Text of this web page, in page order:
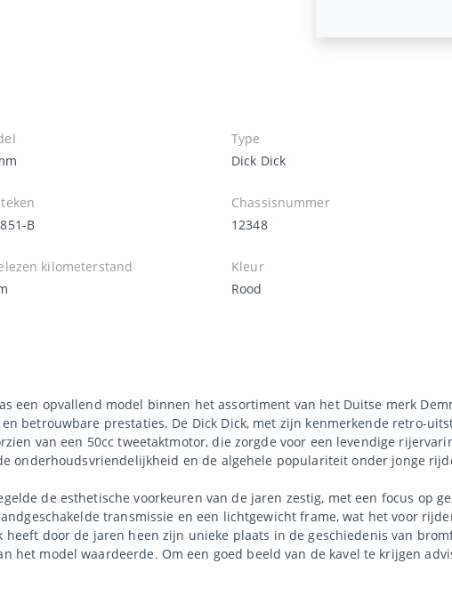
Type
Dick Dick
B
Chassisnummer
12348
kilometerstand
Kleur
Rood
een opvallend model binnen het assortiment van het Duitse merk
betrouwbare prestaties. De Dick Dick, met zijn kenmerkende retro-
van een 50cc tweetaktmotor, die zorgde voor een levendige
onderhoudsvriendelijkheid en de algehele populariteit onder jonge
de esthetische voorkeuren van de jaren zestig, met een focus op
transmissie en een lichtgewicht frame, wat het voor
heeft door de jaren heen zijn unieke plaats in de geschiedenis van
het model waardeerde. Om een goed beeld van de kavel te krijgen